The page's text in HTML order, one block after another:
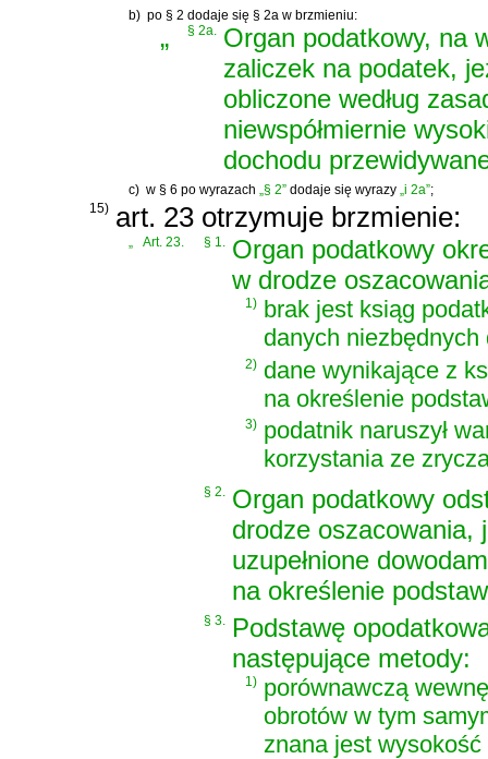
b) po § 2 dodaje się § 2a w brzmieniu:
„ § 2a.
Organ podatkowy, na
zaliczek na podatek,
obliczone według
niewspółmiernie
dochodu
c) w § 6 po wyrazach „§ 2” dodaje się wyrazy „i 2a”;
15) art. 23 otrzymuje brzmienie:
„ Art. 23. § 1. Organ podatkowy
w drodze
1) brak jest ksiąg
danych
2) dane wynikające z
na określenie
3) podatnik naruszył
korzystania ze
§ 2. Organ podatkowy
drodze oszacowania,
uzupełnione
na określenie
§ 3. Podstawę
następujące metody:
1) porównawczą
obrotów w tym
znana jest wysokość